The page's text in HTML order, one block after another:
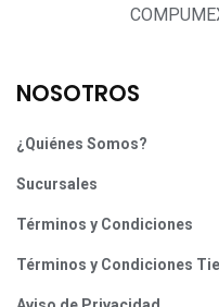
NOSOTROS
¿Quiénes Somos?
Sucursales
Términos y Condiciones
Términos y Condiciones